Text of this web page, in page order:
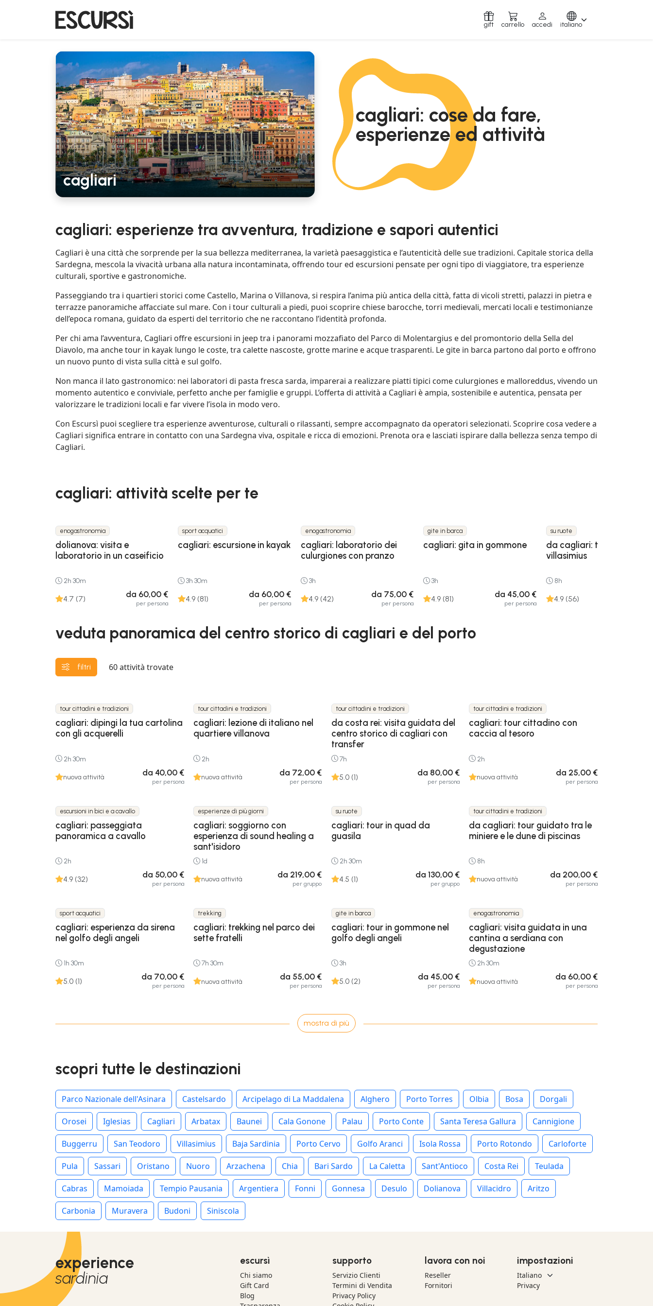
gift carrello accedi italiano
cagliari: cose da fare,
esperienze ed attività
cagliari
cagliari: esperienze tra avventura, tradizione e sapori autentici
Cagliari è una città che sorprende per la sua bellezza mediterranea, la varietà paesaggistica e l’autenticità delle sue tradizioni. Capitale storica della
Sardegna, mescola la vivacità urbana alla natura incontaminata, offrendo tour ed escursioni pensate per ogni tipo di viaggiatore, tra esperienze
culturali, sportive e gastronomiche.
Passeggiando tra i quartieri storici come Castello, Marina o Villanova, si respira l’anima più antica della città, fatta di vicoli stretti, palazzi in pietra e
terrazze panoramiche affacciate sul mare. Con i tour culturali a piedi, puoi scoprire chiese barocche, torri medievali, mercati locali e testimonianze
dell’epoca romana, guidato da esperti del territorio che ne raccontano l’identità profonda.
Per chi ama l’avventura, Cagliari offre escursioni in jeep tra i panorami mozzafiato del Parco di Molentargius e del promontorio della Sella del
Diavolo, ma anche tour in kayak lungo le coste, tra calette nascoste, grotte marine e acque trasparenti. Le gite in barca partono dal porto e offrono
un nuovo punto di vista sulla città e sul golfo.
Non manca il lato gastronomico: nei laboratori di pasta fresca sarda, imparerai a realizzare piatti tipici come culurgiones e malloreddus, vivendo un
momento autentico e conviviale, perfetto anche per famiglie e gruppi. L’offerta di attività a Cagliari è ampia, sostenibile e autentica, pensata per
valorizzare le tradizioni locali e far vivere l’isola in modo vero.
Con Escursì puoi scegliere tra esperienze avventurose, culturali o rilassanti, sempre accompagnato da operatori selezionati. Scoprire cosa vedere a
Cagliari significa entrare in contatto con una Sardegna viva, ospitale e ricca di emozioni. Prenota ora e lasciati ispirare dalla bellezza senza tempo di
Cagliari.
cagliari: attività scelte per te
enogastronomia
dolianova: visita e
laboratorio in un caseificio
2h 30m
4.7 (7) da 60,00 €
per persona
sport acquatici
cagliari: escursione in kayak
3h 30m
4.9 (81) da 60,00 €
per persona
enogastronomia
cagliari: laboratorio dei
culurgiones con pranzo
3h
4.9 (42) da 75,00 €
per persona
gite in barca
cagliari: gita in gommone
3h
4.9 (81) da 45,00 €
per persona
su ruote
da cagliari: tour in jeep a
villasimius
8h
4.9 (56)
veduta panoramica del centro storico di cagliari e del porto
filtri 60attività trovate
tour cittadini e tradizioni
cagliari: dipingi la tua cartolina
con gli acquerelli
2h 30m
nuova attività da 40,00 €
per persona
tour cittadini e tradizioni
cagliari: lezione di italiano nel
quartiere villanova
2h
nuova attività da 72,00 €
per persona
tour cittadini e tradizioni
da costa rei: visita guidata del
centro storico di cagliari con
transfer
7h
5.0 (1) da 80,00 €
per persona
tour cittadini e tradizioni
cagliari: tour cittadino con
caccia al tesoro
2h
nuova attività da 25,00 €
per persona
escursioni in bici e a cavallo
cagliari: passeggiata
panoramica a cavallo
2h
4.9 (32) da 50,00 €
per persona
esperienze di più giorni
cagliari: soggiorno con
esperienza di sound healing a
sant'isidoro
1d
nuova attività da 219,00 €
per gruppo
su ruote
cagliari: tour in quad da
guasila
2h 30m
4.5 (1) da 130,00 €
per gruppo
tour cittadini e tradizioni
da cagliari: tour guidato tra le
miniere e le dune di piscinas
8h
nuova attività da 200,00 €
per persona
sport acquatici
cagliari: esperienza da sirena
nel golfo degli angeli
1h 30m
5.0 (1) da 70,00 €
per persona
trekking
cagliari: trekking nel parco dei
sette fratelli
7h 30m
nuova attività da 55,00 €
per persona
gite in barca
cagliari: tour in gommone nel
golfo degli angeli
3h
5.0 (2) da 45,00 €
per persona
enogastronomia
cagliari: visita guidata in una
cantina a serdiana con
degustazione
2h 30m
nuova attività da 60,00 €
per persona
mostra di più
scopri tutte le destinazioni
Parco Nazionale dell'Asinara Castelsardo Arcipelago di La Maddalena Alghero Porto Torres Olbia Bosa Dorgali
Orosei Iglesias Cagliari Arbatax Baunei Cala Gonone Palau Porto Conte Santa Teresa Gallura Cannigione
Buggerru San Teodoro Villasimius Baja Sardinia Porto Cervo Golfo Aranci Isola Rossa Porto Rotondo Carloforte
Pula Sassari Oristano Nuoro Arzachena Chia Bari Sardo La Caletta Sant'Antioco Costa Rei Teulada
Cabras Mamoiada Tempio Pausania Argentiera Fonni Gonnesa Desulo Dolianova Villacidro Aritzo
Carbonia Muravera Budoni Siniscola
experience
sardinia
escursì
Chi siamo
Gift Card
Blog
supporto
Servizio Clienti
Termini di Vendita
Privacy Policy
lavora con noi
Reseller
Fornitori
impostazioni
Privacy